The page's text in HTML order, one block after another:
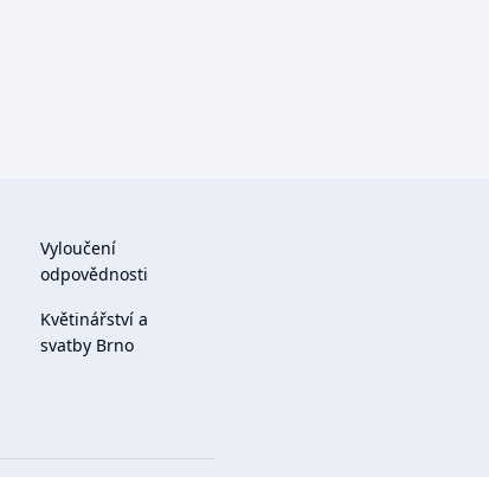
Vyloučení
odpovědnosti
Květinářství a
svatby Brno